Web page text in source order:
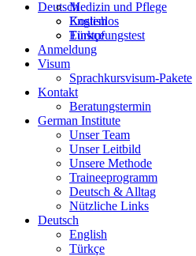
Deutsch
English
Türkçe
Medizin und Pflege
Kostenlos
Einstufungstest
Anmeldung
Visum
Sprachkursvisum-Pakete
Kontakt
Beratungstermin
German Institute
Unser Team
Unser Leitbild
Unsere Methode
Traineeprogramm
Deutsch & Alltag
Nützliche Links
Deutsch
English
Türkçe